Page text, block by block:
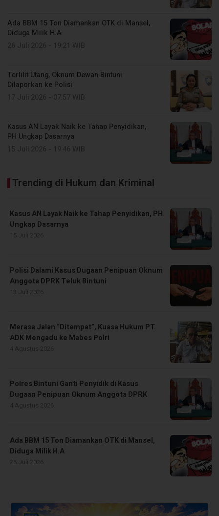
Ada BBM 15 Ton Diamankan OTK di Mansel,
Diduga Milik H.A
Terlilit Utang, Oknum Dewan Bintuni
Dilaporkan ke Polisi
Kasus AN Layak Naik ke Tahap Penyidikan,
PH Ungkap Dasarnya
Trending di Hukum dan Kriminal
Kasus AN Layak Naik ke Tahap Penyidikan, PH
Ungkap Dasarnya
Polisi Dalami Kasus Dugaan Penipuan Oknum
Anggota DPRK Teluk Bintuni
Merasa Jalan “Ditempat”, Kuasa Hukum PT.
ADK Mengadu ke Mabes Polri
Polres Bintuni Ganti Penyidik di Kasus
Dugaan Penipuan Oknum Anggota DPRK
Ada BBM 15 Ton Diamankan OTK di Mansel,
Diduga Milik H.A